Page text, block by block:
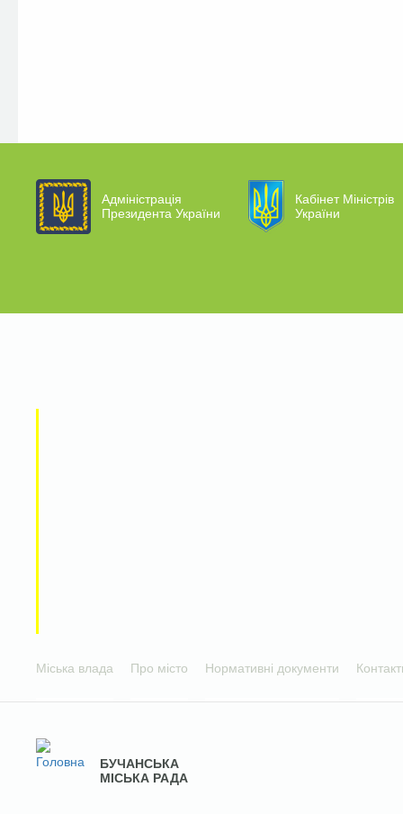
Адміністрація
Президента України
Кабінет Міністрів
України
Міська влада Про місто Нормативні документи
БУЧАНСЬКА
МІСЬКА РАДА